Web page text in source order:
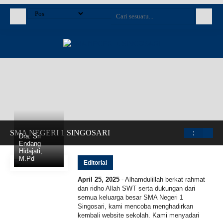
SMA NEGERI 1 SINGOSARI :
Dra. Sri
Endang
Hidajati,
M.Pd
Editorial
April 25, 2025 - Alhamdulillah berkat rahmat
dan ridho Allah SWT serta dukungan dari
semua keluarga besar SMA Negeri 1
Singosari, kami mencoba menghadirkan
kembali website sekolah. Kami menyadari